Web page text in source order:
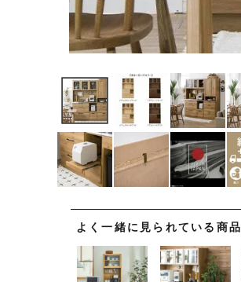
よく一緒に見られている商品